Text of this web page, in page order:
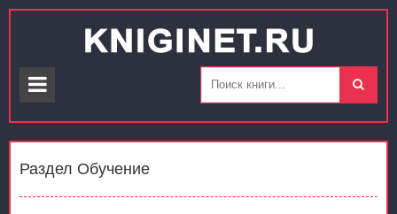
Раздел Обучение